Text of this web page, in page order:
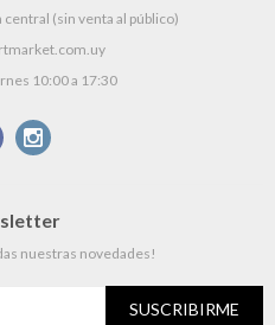
central (sin venta al público)
10:00 a 17:30

nuestras novedades!
SUSCRIBIRME